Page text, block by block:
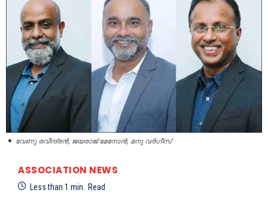
വേണു രവീന്ദ്രൻ, ജയരാജ് മേനോൻ, മനു വർഗീസ്
ASSOCIATION NEWS
Less than 1 min. Read